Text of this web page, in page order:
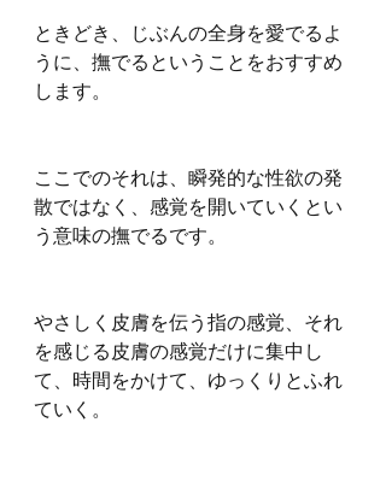
ときどき、じぶんの全身を愛でるよ
うに、撫でるということをおすすめ
します。
ここでのそれは、瞬発的な性欲の発
散ではなく、感覚を開いていくとい
う意味の撫でるです。
やさしく皮膚を伝う指の感覚、それ
を感じる皮膚の感覚だけに集中し
て、時間をかけて、ゆっくりとふれ
ていく。